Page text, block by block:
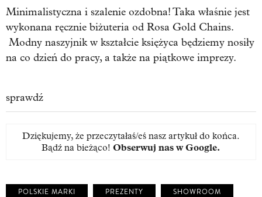
Minimalistyczna i szalenie ozdobna! Taka właśnie jest
wykonana ręcznie biżuteria od Rosa Gold Chains.
Modny naszyjnik w kształcie księżyca będziemy nosiły
na co dzień do pracy, a także na piątkowe imprezy.
sprawdź
Dziękujemy, że przeczytałaś/eś nasz artykuł do końca.
Bądź na bieżąco! Obserwuj nas w Google.
POLSKIE MARKI PREZENTY SHOWROOM